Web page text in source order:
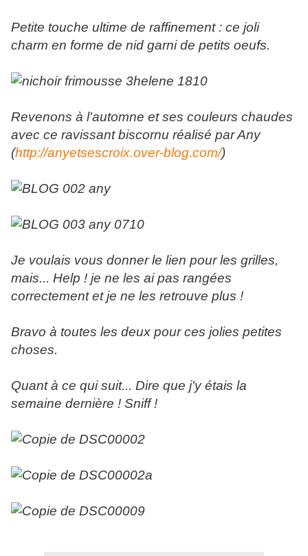
Petite touche ultime de raffinement : ce joli
charm en forme de nid garni de petits oeufs.
Revenons à l'automne et ses couleurs chaudes
avec ce ravissant biscornu réalisé par Any
(http://anyetsescroix.over-blog.com/)
Je voulais vous donner le lien pour les grilles,
mais... Help ! je ne les ai pas rangées
correctement et je ne les retrouve plus !
Bravo à toutes les deux pour ces jolies petites
choses.
Quant à ce qui suit... Dire que j'y étais la
semaine dernière ! Sniff !